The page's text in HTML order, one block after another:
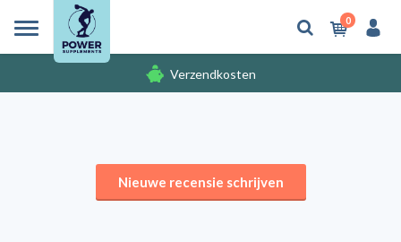
0
Verzendkosten
Nieuwe recensie schrijven